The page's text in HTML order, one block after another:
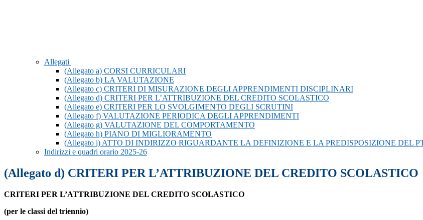
Allegati
(Allegato a) CORSI CURRICULARI
(Allegato b) LA VALUTAZIONE
(Allegato c) CRITERI DI MISURAZIONE DEGLI APPRENDIMENTI DISCIPLINARI
(Allegato d) CRITERI PER L’ATTRIBUZIONE DEL CREDITO SCOLASTICO
(Allegato e) CRITERI PER LO SVOLGIMENTO DEGLI SCRUTINI
(Allegato f) VALUTAZIONE PERIODICA DEGLI APPRENDIMENTI
(Allegato g) VALUTAZIONE DEL COMPORTAMENTO
(Allegato h) PIANO DI MIGLIORAMENTO
(Allegato i) ATTO DI INDIRIZZO RIGUARDANTE LA DEFINIZIONE E LA PREDISPOSIZIONE DEL
Indirizzi e quadri orario 2025-26
(Allegato d) CRITERI PER L’ATTRIBUZIONE DEL CREDITO SCOLASTICO
CRITERI PER L’ATTRIBUZIONE DEL CREDITO SCOLASTICO
(per le classi del triennio)